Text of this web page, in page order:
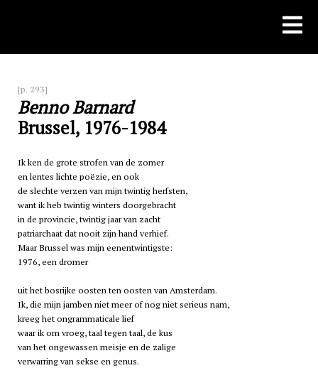
[p. 293]
Benno Barnard
Brussel, 1976-1984
Ik ken de grote strofen van de zomer
en lentes lichte poëzie, en ook
de slechte verzen van mijn twintig herfsten,
want ik heb twintig winters doorgebracht
in de provincie, twintig jaar van zacht
patriarchaat dat nooit zijn hand verhief.
Maar Brussel was mijn eenentwintigste:
1976, een dromer
uit het bosrijke oosten ten oosten van Amsterdam.
Ik, die mijn jamben niet meer of nog niet serieus nam,
kreeg het ongrammaticale lief
waar ik om vroeg, taal tegen taal, de kus
van het ongewassen meisje en de zalige
verwarring van sekse en genus.